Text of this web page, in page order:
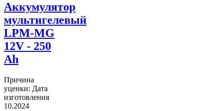
Аккумулятор
мультигелевый
LPM-MG
12V - 250
Ah
Причина
уценки: Дата
изготовления
10.2024